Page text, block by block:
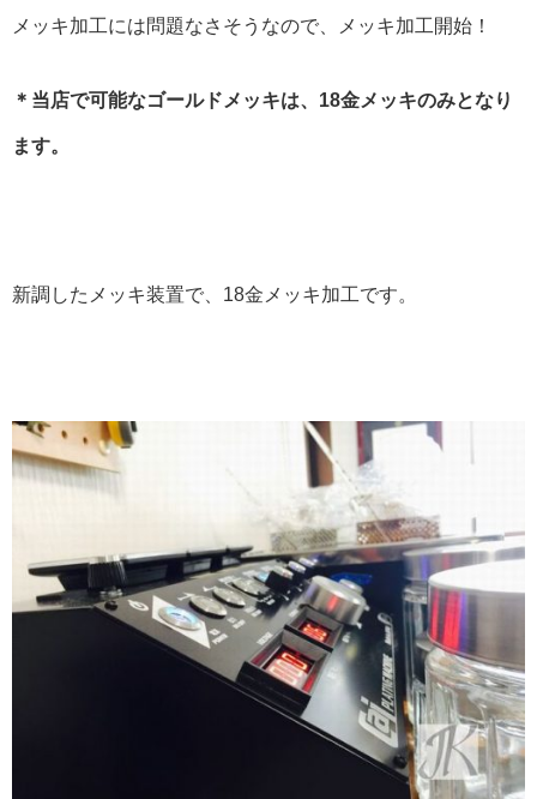
メッキ加工には問題なさそうなので、メッキ加工開始！
＊当店で可能なゴールドメッキは、18金メッキのみとなり
ます。
新調したメッキ装置で、18金メッキ加工です。